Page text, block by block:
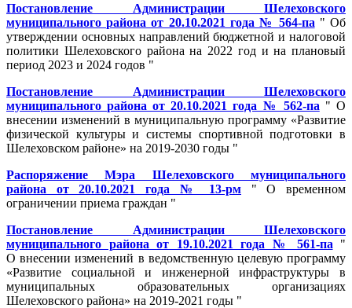
Постановление Администрации Шелеховского
муниципального района от 20.10.2021 года № 564-па " Об
утверждении основных направлений бюджетной и налоговой
политики Шелеховского района на 2022 год и на плановый
период 2023 и 2024 годов "
Постановление Администрации Шелеховского
муниципального района от 20.10.2021 года № 562-па " О
внесении изменений в муниципальную программу «Развитие
физической культуры и системы спортивной подготовки в
Шелеховском районе» на 2019-2030 годы "
Распоряжение Мэра Шелеховского муниципального
района от 20.10.2021 года № 13-рм
" О временном
ограничении приема граждан "
Постановление Администрации Шелеховского
муниципального района от 19.10.2021 года № 561-па "
О внесении изменений в ведомственную целевую программу
«Развитие социальной и инженерной инфраструктуры в
муниципальных образовательных организациях
Шелеховского района» на 2019-2021 годы "